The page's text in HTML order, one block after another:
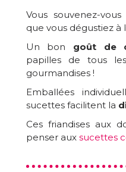
Vous souvenez-
que vous dégustiez à
Un bon goût de
papilles de tous
gourmandises !
Emballées
sucettes facilitent la
Ces friandises aux
penser aux sucettes